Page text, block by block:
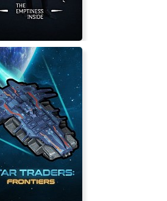
Emptiness Inside